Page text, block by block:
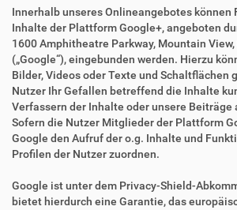
Innerhalb unseres Onlineangebotes können
Inhalte der Plattform Google+, angeboten
1600 Amphitheatre Parkway, Mountain View,
(„Google“), eingebunden werden. Hierzu
Bilder, Videos oder Texte und Schaltflächen
Nutzer Ihr Gefallen betreffend die Inhalte
Verfassern der Inhalte oder unsere Beiträge
Sofern die Nutzer Mitglieder der Plattform
Google den Aufruf der o.g. Inhalte und
Profilen der Nutzer zuordnen.
Google ist unter dem Privacy-Shield-
bietet hierdurch eine Garantie, das